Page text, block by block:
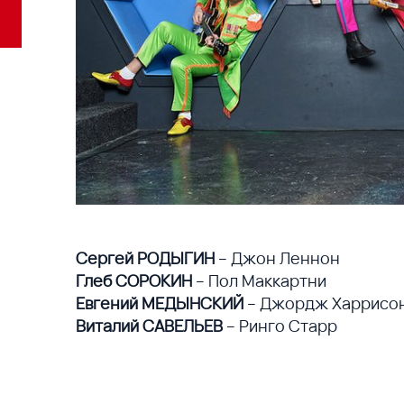
Сергей РОДЫГИН – Джон Леннон
Глеб СОРОКИН – Пол Маккартни
Евгений МЕДЫНСКИЙ – Джордж
Виталий САВЕЛЬЕВ – Ринго Старр